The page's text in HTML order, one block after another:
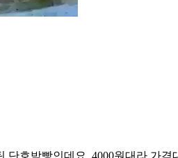
호박빵인데요. 4000원대라 가